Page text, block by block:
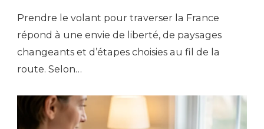
Prendre le volant pour traverser la France
répond à une envie de liberté, de paysages
changeants et d’étapes choisies au fil de la
route. Selon…